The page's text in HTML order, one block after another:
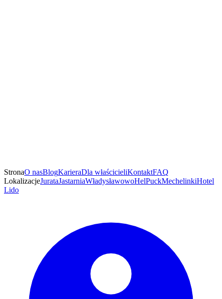
StronaO nasBlogKarieraDla właścicieliKontaktFAQ
LokalizacjeJurataJastarniaWładysławowoHelPuckMechelinkiHotel
Lido